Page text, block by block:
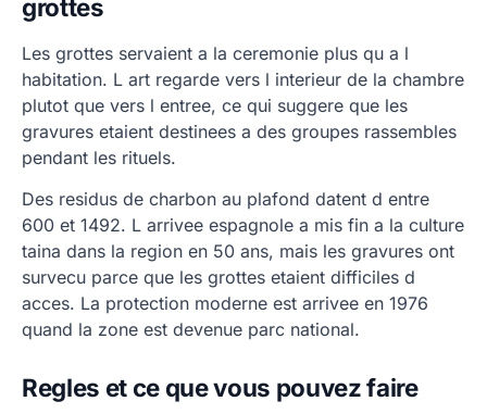
grottes
Les grottes servaient a la ceremonie plus qu a l
habitation. L art regarde vers l interieur de la chambre
plutot que vers l entree, ce qui suggere que les
gravures etaient destinees a des groupes rassembles
pendant les rituels.
Des residus de charbon au plafond datent d entre
600 et 1492. L arrivee espagnole a mis fin a la culture
taina dans la region en 50 ans, mais les gravures ont
survecu parce que les grottes etaient difficiles d
acces. La protection moderne est arrivee en 1976
quand la zone est devenue parc national.
Regles et ce que vous pouvez faire